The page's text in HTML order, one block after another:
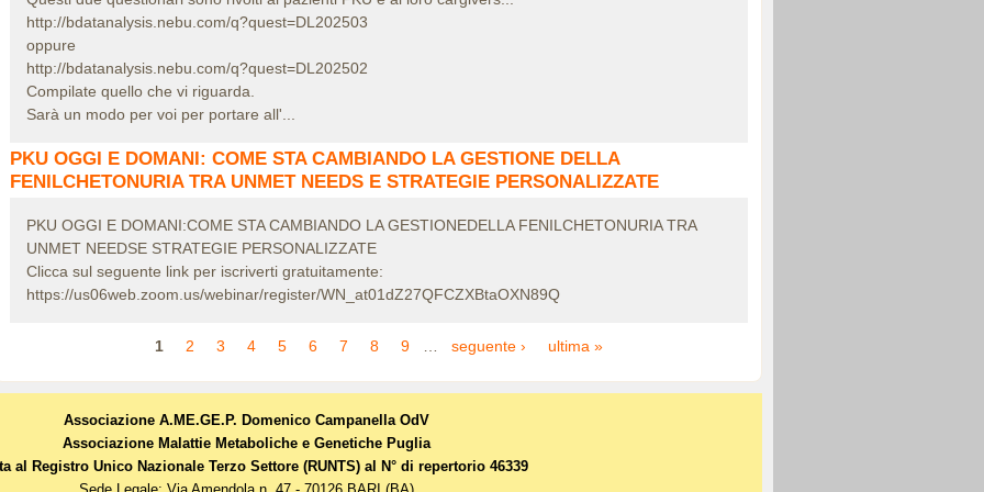
http://bdatanalysis.nebu.com/q?quest=DL202503
oppure
http://bdatanalysis.nebu.com/q?quest=DL202502
Compilate quello che vi riguarda.
Sarà un modo per voi per portare all'...
PKU OGGI E DOMANI: COME STA CAMBIANDO LA GESTIONE DELLA
FENILCHETONURIA TRA UNMET NEEDS E STRATEGIE PERSONALIZZATE
PKU OGGI E DOMANI:COME STA CAMBIANDO LA GESTIONEDELLA FENILCHETONURIA TRA
UNMET NEEDSE STRATEGIE PERSONALIZZATE
Clicca sul seguente link per iscriverti gratuitamente:
https://us06web.zoom.us/webinar/register/WN_at01dZ27QFCZXBtaOXN89Q
1 2 3 4 5 6 7 8 9 seguente › ultima »
Associazione A.ME.GE.P. Domenico Campanella OdV
Associazione Malattie Metaboliche e Genetiche Puglia
al Registro Unico Nazionale Terzo Settore (RUNTS) al N° di repertorio 46339